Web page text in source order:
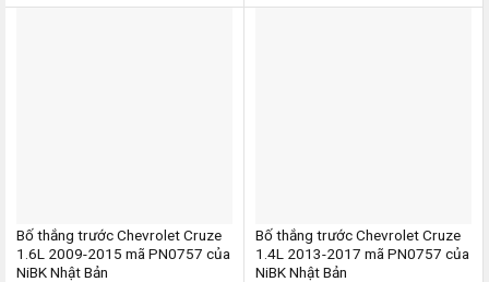
Bố thắng trước Chevrolet Cruze
1.6L 2009-2015 mã PN0757 của
NiBK Nhật Bản
Bố thắng trước Chevrolet Cruze
1.4L 2013-2017 mã PN0757 của
NiBK Nhật Bản